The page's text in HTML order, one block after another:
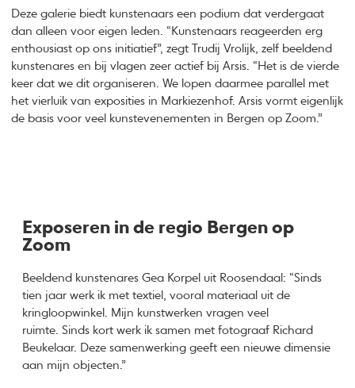
Deze galerie biedt kunstenaars een podium dat verdergaat
dan alleen voor eigen leden. “Kunstenaars reageerden erg
enthousiast op ons initiatief”, zegt Trudij Vrolijk, zelf beeldend
kunstenares en bij vlagen zeer actief bij Arsis. “Het is de vierde
keer dat we dit organiseren. We lopen daarmee parallel met
het vierluik van exposities in Markiezenhof. Arsis vormt eigenlijk
de basis voor veel kunstevenementen in Bergen op Zoom.”
Exposeren in de regio Bergen op
Zoom
Beeldend kunstenares Gea Korpel uit Roosendaal: “Sinds
tien jaar werk ik met textiel, vooral materiaal uit de
kringloopwinkel. Mijn kunstwerken vragen veel
ruimte. Sinds kort werk ik samen met fotograaf Richard
Beukelaar. Deze samenwerking geeft een nieuwe dimensie
aan mijn objecten.”